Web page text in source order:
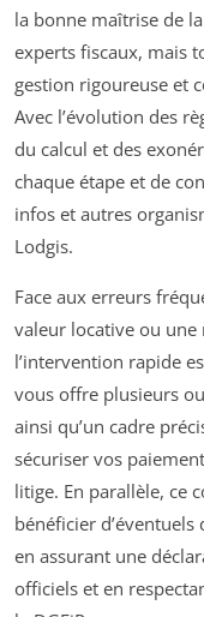
la bonne maîtrise de
experts fiscaux, mais
gestion rigoureuse et
Avec l’évolution des
du calcul et des
chaque étape et de
infos et autres
Lodgis.
Face aux erreurs
valeur locative ou une
l’intervention rapide
vous offre plusieurs
ainsi qu’un cadre
sécuriser vos
litige. En parallèle, ce
bénéficier
en assurant une
officiels et en